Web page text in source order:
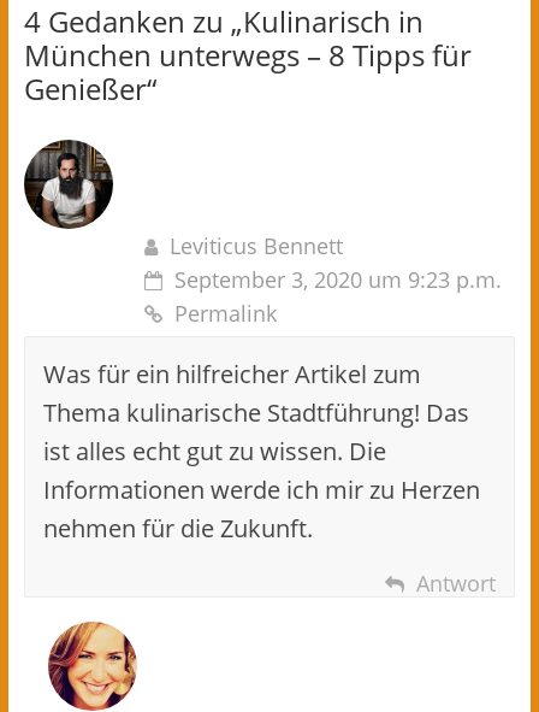
4 Gedanken zu „Kulinarisch in
München unterwegs – 8 Tipps für
Genießer“
Leviticus Bennett
September 3, 2020 um 9:23 p.m.
Permalink
Was für ein hilfreicher Artikel zum
Thema kulinarische Stadtführung! Das
ist alles echt gut zu wissen. Die
Informationen werde ich mir zu Herzen
nehmen für die Zukunft.
Antwort